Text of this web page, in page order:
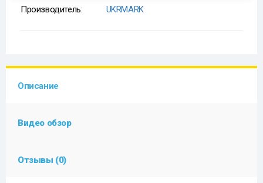
Производитель: UKRMARK
Описание
Видео обзор
Отзывы (0)